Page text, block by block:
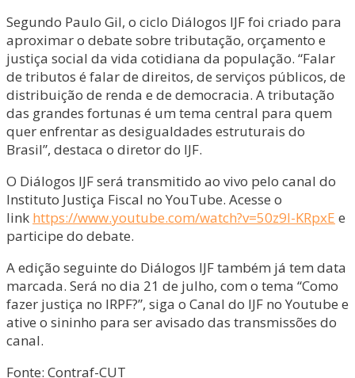
Segundo Paulo Gil, o ciclo Diálogos IJF foi criado para
aproximar o debate sobre tributação, orçamento e
justiça social da vida cotidiana da população. “Falar
de tributos é falar de direitos, de serviços públicos, de
distribuição de renda e de democracia. A tributação
das grandes fortunas é um tema central para quem
quer enfrentar as desigualdades estruturais do
Brasil”, destaca o diretor do IJF.
O Diálogos IJF será transmitido ao vivo pelo canal do
Instituto Justiça Fiscal no YouTube. Acesse o
link https://www.youtube.com/watch?v=50z9I-KRpxE e
participe do debate.
A edição seguinte do Diálogos IJF também já tem data
marcada. Será no dia 21 de julho, com o tema “Como
fazer justiça no IRPF?”, siga o Canal do IJF no Youtube e
ative o sininho para ser avisado das transmissões do
canal.
Fonte: Contraf-CUT